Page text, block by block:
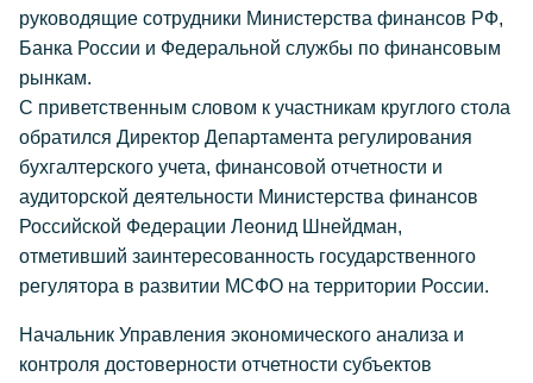
руководящие сотрудники Министерства финансов РФ,
Банка России и Федеральной службы по финансовым
рынкам.
С приветственным словом к участникам круглого стола
обратился Директор Департамента регулирования
бухгалтерского учета, финансовой отчетности и
аудиторской деятельности Министерства финансов
Российской Федерации Леонид Шнейдман,
отметивший заинтересованность государственного
регулятора в развитии МСФО на территории России.
Начальник Управления экономического анализа и
контроля достоверности отчетности субъектов